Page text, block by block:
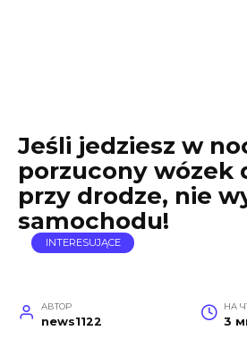
Jeśli jedziesz w
porzucony wózek
przy drodze, nie
samochodu!
INTERESUJĄCE
АВТОР
news1122
НА
3